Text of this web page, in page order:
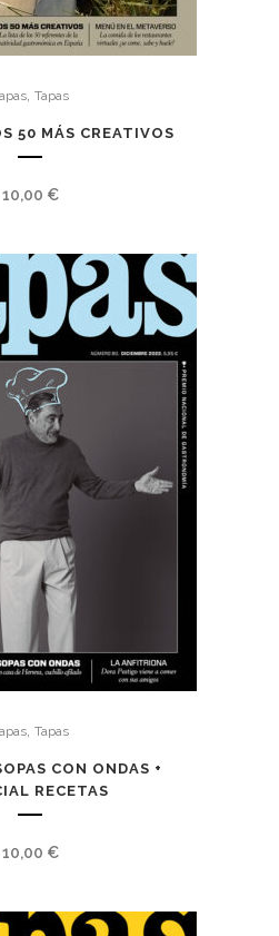
, Tapas
50 MÁS CREATIVOS
10,00 €
, Tapas
CON ONDAS +
RECETAS
10,00 €